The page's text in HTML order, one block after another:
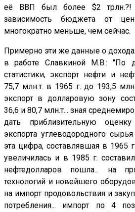
её ВВП был более $2 трлн.?!
зависимость бюджета от
многократно меньше, чем сейчас.
Примерно эти же данные о
в работе Славкиной М.В.: "По
статистики, экспорт нефти и
75,7 млн.т. в 1965 г. до 193,5
экспорт в долларовую зону
36,6 и 80,7 млн.т... зная
дать приблизительную
экспорта углеводородного
эта цифра, составлявшая в 1965
увеличилась и в 1985 г.
нефтедолларов пошла... на
технологий и новейшего
на импорт продовольствия и
потребления... импорт по 4